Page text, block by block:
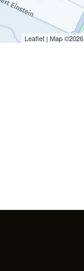
Leaflet | Map ©2026